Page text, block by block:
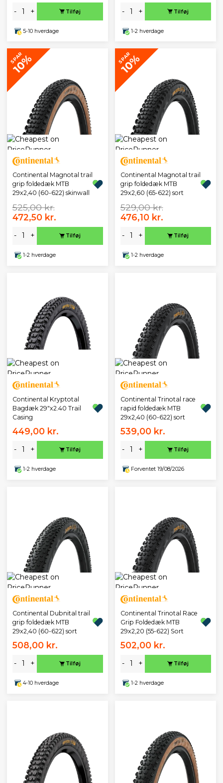
- + Tilføj
5-10 hverdage
- + Tilføj
1-2 hverdage
SPAR
10%
Continental Magnotal trail
grip foldedæk MTB
29x2,40 (60-622) skinwall
525,00 kr.
472,50 kr.
- + Tilføj
1-2 hverdage
SPAR
10%
Continental Magnotal trail
grip foldedæk MTB
29x2,60 (65-622) sort
529,00 kr.
476,10 kr.
- + Tilføj
1-2 hverdage
Continental Kryptotal
Bagdæk 29"x2.40 Trail
Casing
449,00 kr.
- + Tilføj
1-2 hverdage
Continental Trinotal race
rapid foldedæk MTB
29x2,40 (60-622) sort
539,00 kr.
- + Tilføj
Forventet 19/08/2026
Continental Dubnital trail
grip foldedæk MTB
29x2,40 (60-622) sort
508,00 kr.
- + Tilføj
4-10 hverdage
Continental Trinotal Race
Grip Foldedæk MTB
29x2,20 (55-622) Sort
502,00 kr.
- + Tilføj
1-2 hverdage